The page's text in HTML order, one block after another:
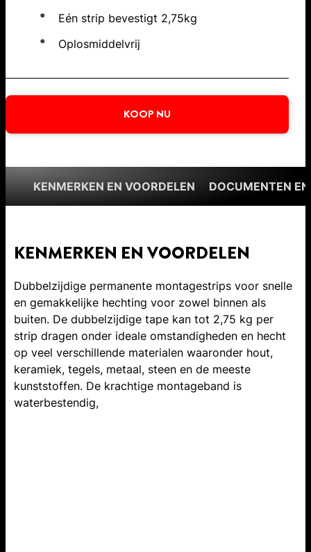
Eén strip bevestigt 2,75kg
Oplosmiddelvrij
KOOP NU
KENMERKEN EN VOORDELEN DOCUMENTEN
KENMERKEN EN VOORDELEN
Dubbelzijdige permanente montagestrips voor snelle
en gemakkelijke hechting voor zowel binnen als
buiten. De dubbelzijdige tape kan tot 2,75 kg per
strip dragen onder ideale omstandigheden en hecht
op veel verschillende materialen waaronder hout,
keramiek, tegels, metaal, steen en de meeste
kunststoffen. De krachtige montageband is
waterbestendig,